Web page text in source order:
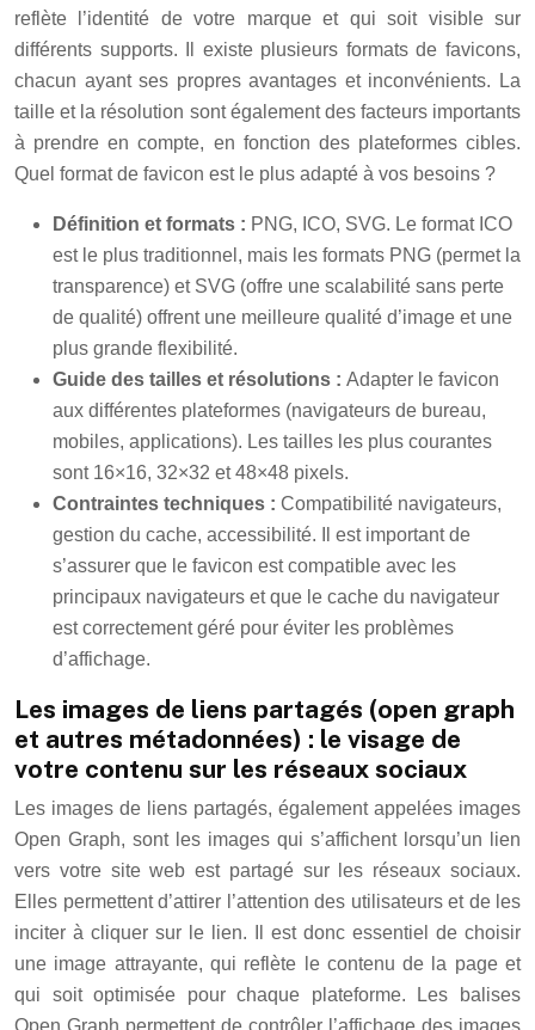
reflète l’identité de votre marque et qui soit visible sur
différents supports. Il existe plusieurs formats de favicons,
chacun ayant ses propres avantages et inconvénients. La
taille et la résolution sont également des facteurs importants
à prendre en compte, en fonction des plateformes cibles.
Quel format de favicon est le plus adapté à vos besoins ?
Définition et formats : PNG, ICO, SVG. Le format ICO
est le plus traditionnel, mais les formats PNG (permet la
transparence) et SVG (offre une scalabilité sans perte
de qualité) offrent une meilleure qualité d’image et une
plus grande flexibilité.
Guide des tailles et résolutions : Adapter le favicon
aux différentes plateformes (navigateurs de bureau,
mobiles, applications). Les tailles les plus courantes
sont 16×16, 32×32 et 48×48 pixels.
Contraintes techniques : Compatibilité navigateurs,
gestion du cache, accessibilité. Il est important de
s’assurer que le favicon est compatible avec les
principaux navigateurs et que le cache du navigateur
est correctement géré pour éviter les problèmes
d’affichage.
Les images de liens partagés (open graph
et autres métadonnées) : le visage de
votre contenu sur les réseaux sociaux
Les images de liens partagés, également appelées images
Open Graph, sont les images qui s’affichent lorsqu’un lien
vers votre site web est partagé sur les réseaux sociaux.
Elles permettent d’attirer l’attention des utilisateurs et de les
inciter à cliquer sur le lien. Il est donc essentiel de choisir
une image attrayante, qui reflète le contenu de la page et
qui soit optimisée pour chaque plateforme. Les balises
Open Graph permettent de contrôler l’affichage des images